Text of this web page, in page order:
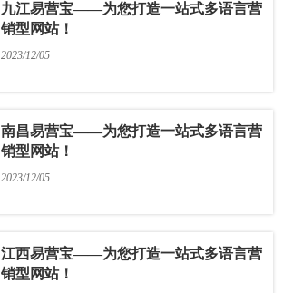
九江易营宝——为您打造一站式多语言营
销型网站！
2023/12/05
南昌易营宝——为您打造一站式多语言营
销型网站！
2023/12/05
江西易营宝——为您打造一站式多语言营
销型网站！